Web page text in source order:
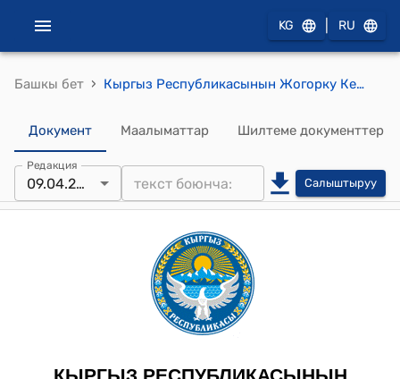
KG RU
Башкы бет › Кыргыз Республикасынын Жогорку Кеңешинин 2026-жылдын 9-апрелиндеги № 378-VIII «Кыргыз Республикасынын айрым мыйзам актыларына («Кыргыз Республикасынын Сот адилеттиги иштери боюнча кеңеши жөнүндө», «Кыргыз Республикасынын Жогорку соту жана жергиликтүү соттор жөнүндө», «Кыргыз Республикасынын Министрлер Кабинети жөнүндө» Кыргыз Республикасынын конституциялык мыйзамдарына) өзгөртүүлөрдү киргизүү жөнүндө» Кыргыз Республикасынын конституциялык Мыйзамына карата Кыргыз Республикасынын Президентинин каршы пикирлери тууралуу» токтому
Документ Маалыматтар Шилтеме документтер
Редакция
09.04.2026 Салыштыруу